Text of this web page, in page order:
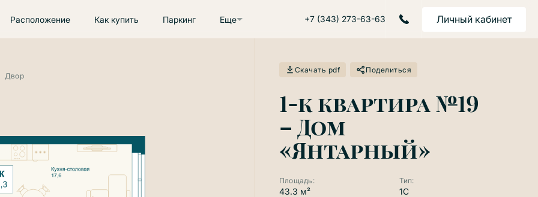
Расположение Как купить Паркинг Еще +7 (343) 273-63-63 Личный кабинет
Двор Двор
Скачать pdf Поделиться
1-к квартира №19
– Дом
«Янтарный»
Площадь:
43.3 м²
Тип:
1C